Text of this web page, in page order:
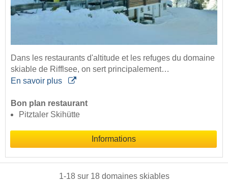
Dans les restaurants d'altitude et les refuges du domaine
skiable de Rifflsee, on sert principalement…
En savoir plus
Bon plan restaurant
Pitztaler Skihütte
Informations
1-18sur 18 domaines skiables